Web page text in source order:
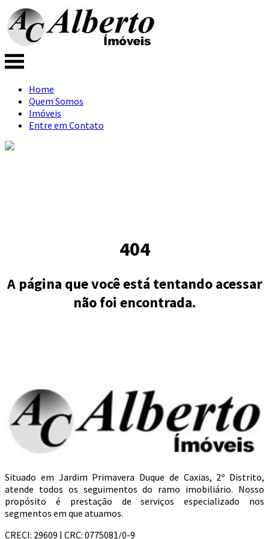
Home
Quem Somos
Imóveis
Entre em Contato
404
A página que você está tentando acessar
não foi encontrada.
Situado em Jardim Primavera Duque de Caxias, 2º Distrito,
atende todos os seguimentos do ramo imobiliário. Nosso
propósito é prestação de serviços especializado nos
segmentos em que atuamos.
CRECI: 29609 | CRC: 0775081/0-9